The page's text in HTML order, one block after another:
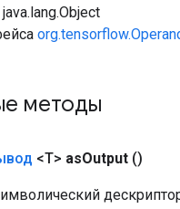
методы
<T> asOutput ()